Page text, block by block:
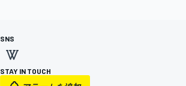
SNS
STAY IN TOUCH